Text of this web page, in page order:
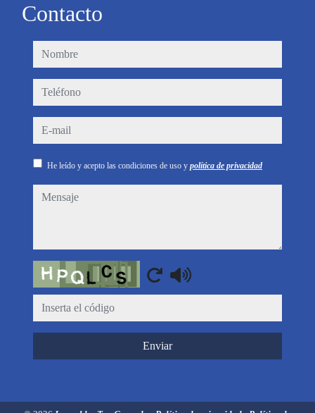
Contacto
nombre
teléfono
e-mail
He leído y acepto las condiciones de uso y política de privacidad
mensaje
Captcha
Enviar